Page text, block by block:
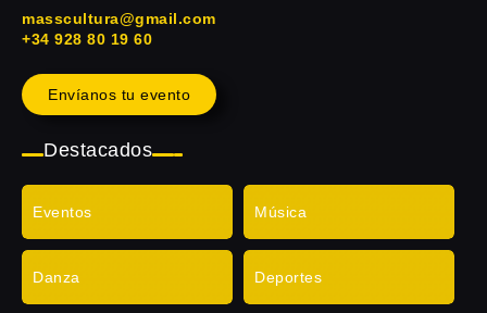
masscultura@gmail.com
+34 928 80 19 60
Envíanos tu evento
Destacados
Eventos Música
Danza Deportes